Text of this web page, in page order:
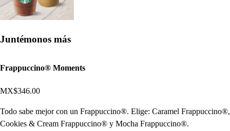
Juntémonos más
Frappuccino® Moments
MX$346.00
Todo sabe mejor con un Frappuccino®. Elige: Caramel Frappuccino®,
Cookies & Cream Frappuccino® y Mocha Frappuccino®.